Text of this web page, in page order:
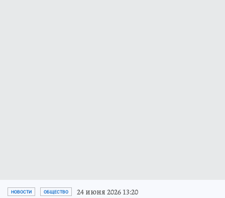
НОВОСТИ ОБЩЕСТВО 24 июня 2026 13:20